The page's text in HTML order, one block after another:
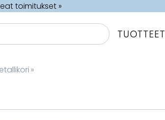
toimitukset »
TUOTTEET
‪»